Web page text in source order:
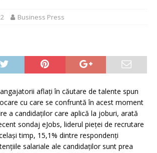
Business Press
aflați în căutare de talente spun
cu care se confruntă în acest moment
a candidaților care aplică la joburi, arată
sondaj eJobs, liderul pieței de recrutare
timp, 15,1% dintre respondenți
salariale ale candidaților sunt prea